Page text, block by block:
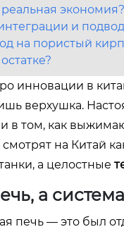
реальная
и
на пористый
инновации в
верхушка.
и в том, как
на Китай
а целостные
а система
печь — это был